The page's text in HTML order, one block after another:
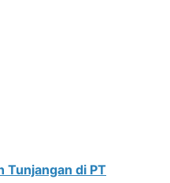
Tunjangan di PT